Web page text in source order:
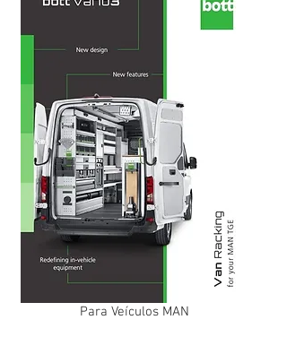
Para Veículos MAN